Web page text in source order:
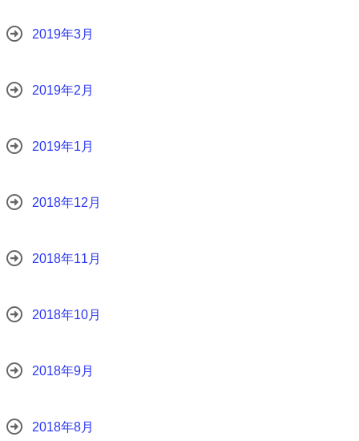
2019年3月
2019年2月
2019年1月
2018年12月
2018年11月
2018年10月
2018年9月
2018年8月